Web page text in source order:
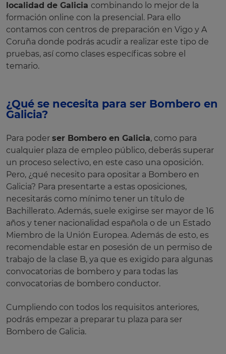
localidad de Galicia combinando lo mejor de la
formación online con la presencial. Para ello
contamos con centros de preparación en Vigo y A
Coruña donde podrás acudir a realizar este tipo de
pruebas, así como clases específicas sobre el
temario.
¿Qué se necesita para ser Bombero en
Galicia?
Para poder ser Bombero en Galicia, como para
cualquier plaza de empleo público, deberás superar
un proceso selectivo, en este caso una oposición.
Pero, ¿qué necesito para opositar a Bombero en
Galicia? Para presentarte a estas oposiciones,
necesitarás como mínimo tener un título de
Bachillerato. Además, suele exigirse ser mayor de 16
años y tener nacionalidad española o de un Estado
Miembro de la Unión Europea. Además de esto, es
recomendable estar en posesión de un permiso de
trabajo de la clase B, ya que es exigido para algunas
convocatorias de bombero y para todas las
convocatorias de bombero conductor.
Cumpliendo con todos los requisitos anteriores,
podrás empezar a preparar tu plaza para ser
Bombero de Galicia.